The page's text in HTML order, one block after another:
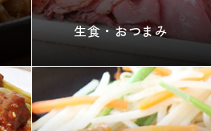
生食・おつまみ